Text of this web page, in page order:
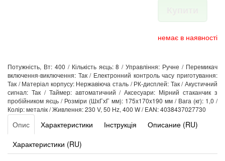
немає в наявності
Потужність, Вт: 400 / Кількість яєць: 8 / Управління: Ручне / Перемикач
включення-виключення: Так / Електронний контроль часу приготування:
Так / Матеріал корпусу: Нержавіюча сталь / РК-дисплей: Так / Акустичний
сигнал: Так / Таймер: автоматичний / Аксесуари: Мірний стаканчик з
пробійником яєць / Розміри (ШхГхГ мм): 175x170x190 мм / Вага (кг): 1,0 /
Колір: металік / Живлення: 230 V, 50 Hz, 400 W / EAN: 4038437027730
Опис Характеристики Інструкція
Описание (RU)
Характеристики (RU)